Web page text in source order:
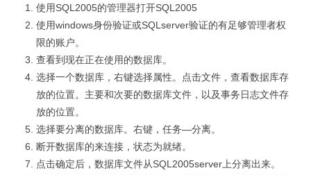
使用SQL2005的管理器打开SQL2005
使用windows身份验证或SQLserver验证的有足够管理者权
限的账户。
查看到现在正在使用的数据库。
选择一个数据库，右键选择属性。点击文件，查看数据库存
放的位置。主要和次要的数据库文件，以及事务日志文件存
放的位置。
选择要分离的数据库。右键，任务—分离。
断开数据库的来连接，状态为就绪。
点击确定后，数据库文件从SQL2005server上分离出来。